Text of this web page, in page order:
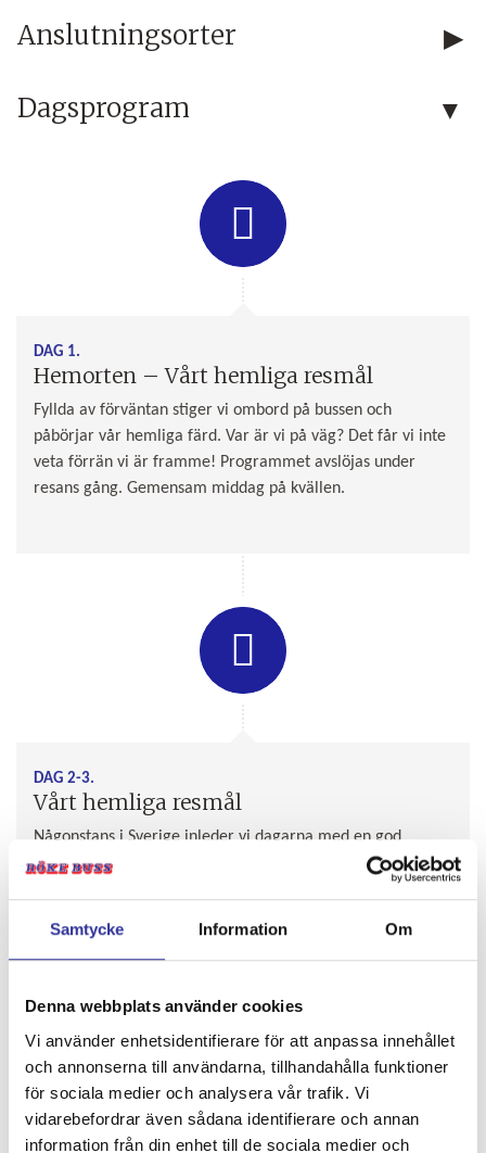
Samtycke Information Om
Denna webbplats använder cookies
Vi använder enhetsidentifierare för att anpassa innehållet
och annonserna till användarna, tillhandahålla funktioner
för sociala medier och analysera vår trafik. Vi
vidarebefordrar även sådana identifierare och annan
information från din enhet till de sociala medier och
Anslutningsorter
Dagsprogram
DAG 1.
Hemorten – Vårt hemliga resmål
Fyllda av förväntan stiger vi ombord på bussen och
påbörjar vår hemliga färd. Var är vi på väg? Det får vi inte
veta förrän vi är framme! Programmet avslöjas under
resans gång. Gemensam middag på kvällen.
DAG 2-3.
Vårt hemliga resmål
Någonstans i Sverige inleder vi dagarna med en god
frukost. Därefter beger vi oss ut på äventyr. Vi njuter av en
på hotellet eller restaurang.